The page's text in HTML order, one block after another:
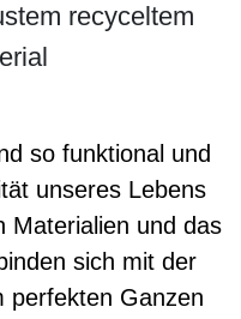
recyceltem
so funktional und
unseres Lebens
Materialien und das
sich mit der
perfekten Ganzen